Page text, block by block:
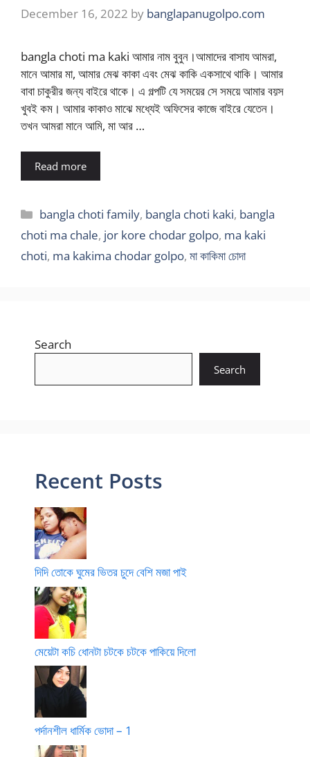
December 16, 2022 by banglapanugolpo.com
bangla choti ma kaki আমার নাম বুবুন।আমাদের বাসায আমরা,
মানে আমার মা, আমার মেঝ কাকা এবং মেঝ কাকি একসাথে থাকি। আমার
বাবা চাকুরীর জন্য বাইরে থাকে। এ গল্পটি যে সময়ের সে সময়ে আমার বয়স
খুবই কম। আমার কাকাও মাঝে মধ্যেই অফিসের কাজে বাইরে যেতেন।
তখন আমরা মানে আমি, মা আর …
Read more
Categories
bangla choti family, bangla choti kaki, bangla
choti ma chale, jor kore chodar golpo, ma kaki
choti, ma kakima chodar golpo, মা কাকিমা চোদা
Search
Search
Recent Posts
দিদি তোকে ঘুমের ভিতর চুদে বেশি মজা পাই
মেয়েটা কচি ধোনটা চটকে চটকে পাকিয়ে দিলো
পর্দানশীল ধার্মিক ভোদা – 1